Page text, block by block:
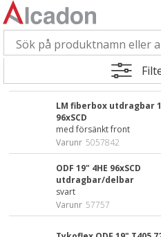
LM fiberbox utdragbar
96xSCD
med försänkt front
Varunr 5057842
ODF 19" 4HE 96xSCD
utdragbar/delbar
svart
Varunr 57757